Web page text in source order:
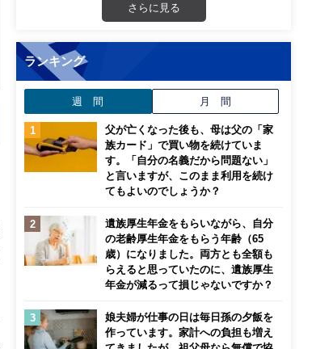
さらに見る
ランキング
週 間 月 間
父が亡くなった後も、母は父の「家
族カード」で買い物を続けていま
す。「自分の名義だから問題ない」
と言いますが、このまま利用を続け
てもよいのでしょうか？
遺族厚生年金をもらいながら、自分
の老齢厚生年金をもらう年齢（65
歳）になりました。両方とも全額も
らえると思っていたのに、遺族厚生
年金が減るって損じゃないですか？
娘夫婦が仕事の日は毎日孫の夕飯を
作っています。家計への負担も増え